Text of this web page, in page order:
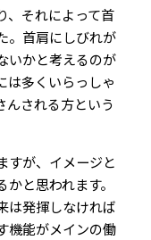
、それによって首
。首肩にしびれが
いかと考えるのが
は多くいらっしゃ
んされる方という
すが、イメージと
と思われます。
は発揮しなければ
機能がメインの働